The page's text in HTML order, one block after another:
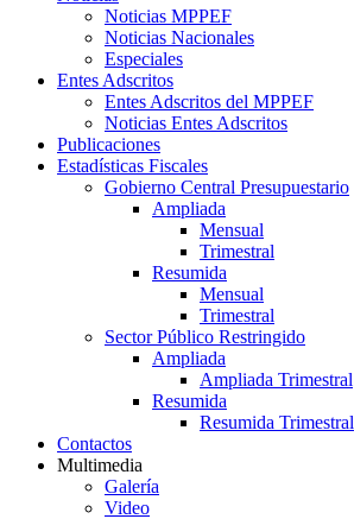
Noticias MPPEF
Noticias Nacionales
Especiales
Entes Adscritos
Entes Adscritos del MPPEF
Noticias Entes Adscritos
Publicaciones
Estadísticas Fiscales
Gobierno Central Presupuestario
Ampliada
Mensual
Trimestral
Resumida
Mensual
Trimestral
Sector Público Restringido
Ampliada
Ampliada Trimestral
Resumida
Resumida Trimestral
Contactos
Multimedia
Galería
Video